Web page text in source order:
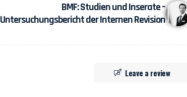
BMF: Studien und Inserate –
Untersuchungsbericht der Internen Revision
Leave a review